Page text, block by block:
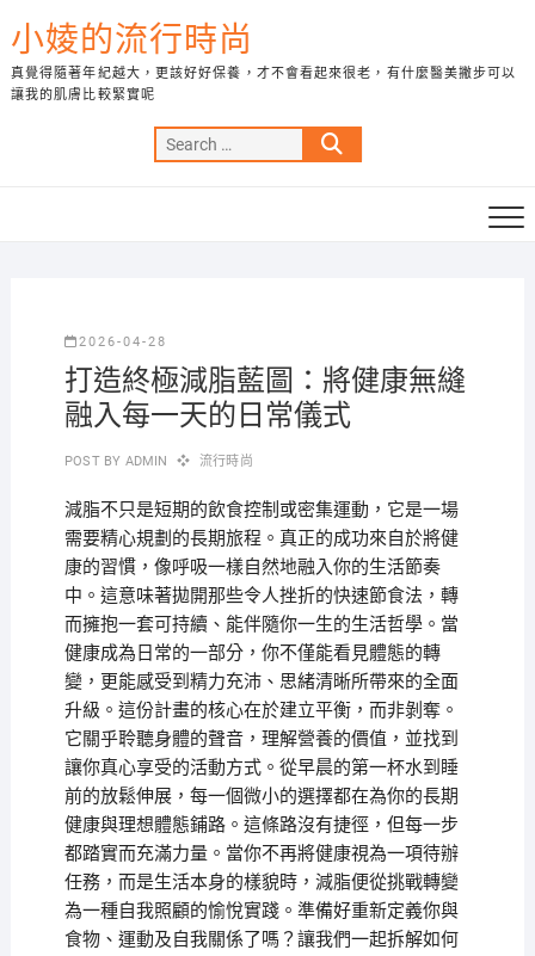
to
content
小婈的流行時尚
真覺得隨著年紀越大，更該好好保養，才不會看起來很老，有什麼醫美撇步可以
讓我的肌膚比較緊實呢
Search
…
2026-04-28
打造終極減脂藍圖：將健康無縫
融入每一天的日常儀式
POST BY ADMIN 流行時尚
減脂不只是短期的飲食控制或密集運動，它是一場
需要精心規劃的長期旅程。真正的成功來自於將健
康的習慣，像呼吸一樣自然地融入你的生活節奏
中。這意味著拋開那些令人挫折的快速節食法，轉
而擁抱一套可持續、能伴隨你一生的生活哲學。當
健康成為日常的一部分，你不僅能看見體態的轉
變，更能感受到精力充沛、思緒清晰所帶來的全面
升級。這份計畫的核心在於建立平衡，而非剝奪。
它關乎聆聽身體的聲音，理解營養的價值，並找到
讓你真心享受的活動方式。從早晨的第一杯水到睡
前的放鬆伸展，每一個微小的選擇都在為你的長期
健康與理想體態鋪路。這條路沒有捷徑，但每一步
都踏實而充滿力量。當你不再將健康視為一項待辦
任務，而是生活本身的樣貌時，減脂便從挑戰轉變
為一種自我照顧的愉悅實踐。準備好重新定義你與
食物、運動及自我關係了嗎？讓我們一起拆解如何